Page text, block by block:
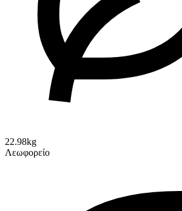
22.98kg
Λεωφορείο